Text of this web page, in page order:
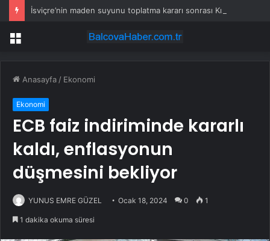
Menü
Anasayfa / Ekonomi
Ekonomi
ECB faiz indiriminde kararlı
kaldı, enflasyonun
düşmesini bekliyor
YUNUS EMRE GÜZEL Ocak 18, 2024 0 1
1 dakika okuma süresi